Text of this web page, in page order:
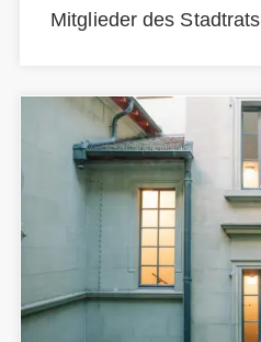
Mitglieder des Stadtrats